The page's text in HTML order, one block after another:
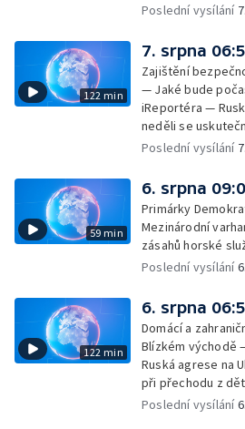
Poslední vysílání
122 min
7. srpna
Zajištění
— Jaké bude
iReportéra —
neděli se
památek — Vila
atletice 2026 —
závislostí je
výškové budovy
Poslední vysílání
59 min
6. srpna
Primárky
Mezinárodní
zásahů horské
Poslední vysílání
122 min
6. srpna
Domácí a
Blízkém východě
Ruská agrese na
při přechodu z
Filmové premiéry
Poslední vysílání